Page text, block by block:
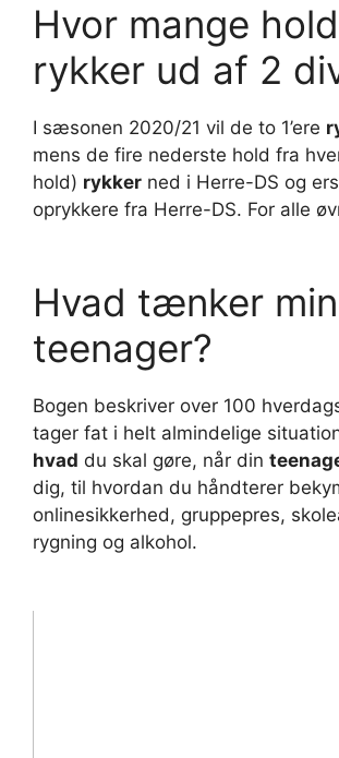
Hvor mange hold
rykker ud af 2
I sæsonen 2020/21 vil de to 1’ere
mens de fire nederste hold fra
hold) rykker ned i Herre-DS og
oprykkere fra Herre-DS. For alle
Hvad tænker min
teenager?
Bogen beskriver over 100
tager fat i helt almindelige
hvad du skal gøre, når din
dig, til hvordan du håndterer
onlinesikkerhed, gruppepres,
rygning og alkohol.